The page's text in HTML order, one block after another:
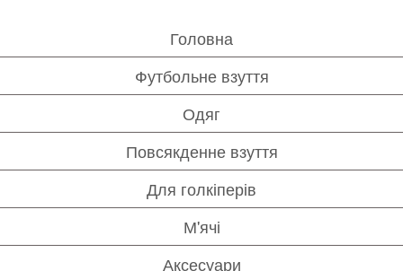
Головна
Футбольне взуття
Одяг
Повсякденне взуття
Для голкіперів
М'ячі
Аксесуари